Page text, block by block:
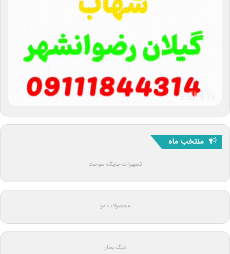
منتخب ماه
تجهیزات جایگاه سوخت
محصولات مو
دیگ بخار